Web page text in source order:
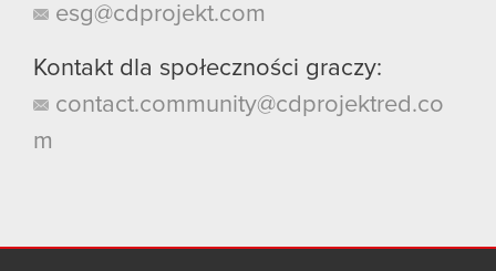
esg@cdprojekt.com
Kontakt dla społeczności graczy:
contact.community@cdprojektred.co
m